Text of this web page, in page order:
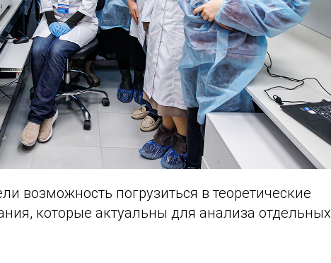
возможность погрузиться в теоретические
которые актуальны для анализа отдельных